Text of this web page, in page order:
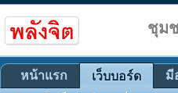
ชุม
หน้าแรก เว็บบอร์ด มี